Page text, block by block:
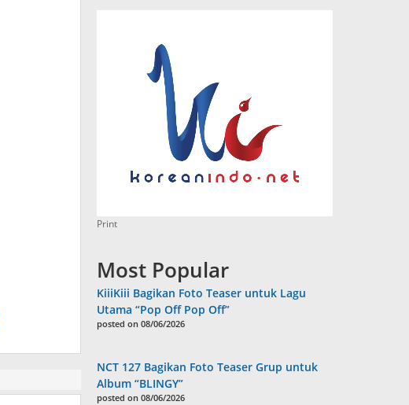
Print
Most Popular
KiiiKiii Bagikan Foto Teaser untuk Lagu
Utama “Pop Off Pop Off”
posted on 08/06/2026
NCT 127 Bagikan Foto Teaser Grup untuk
Album “BLINGY”
posted on 08/06/2026